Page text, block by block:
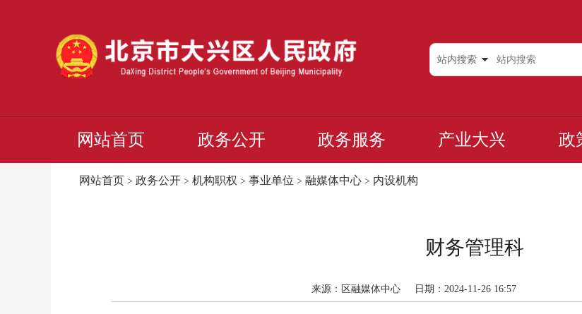
站内搜索
网站首页 政务公开 政务服务 产业大兴 政
网站首页 > 政务公开 > 机构职权 > 事业单位 > 融媒体中心 > 内设机构
财务管理科
来源：区融媒体中心 日期：2024-11-26 16:57